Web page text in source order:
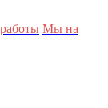
Мы на